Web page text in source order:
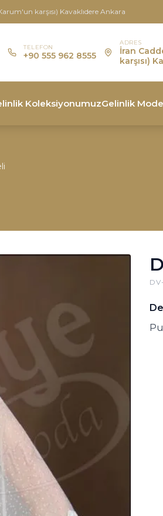
karşısı) Kavaklıdere Ankara
TELEFON
+90 555 962 8555
ADRES
İran
karşısı)
KoleksiyonumuzGelinlik